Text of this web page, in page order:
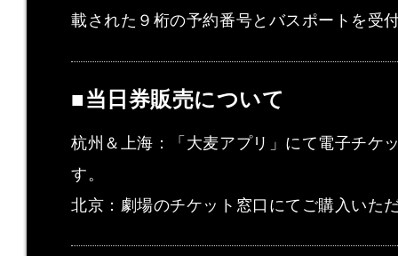
載された９桁の予約番号とバスポートを受
■当日券販売について
杭州＆上海：「大麦アプリ」にて電子チケ
す。
北京：劇場のチケット窓口にてご購入いた